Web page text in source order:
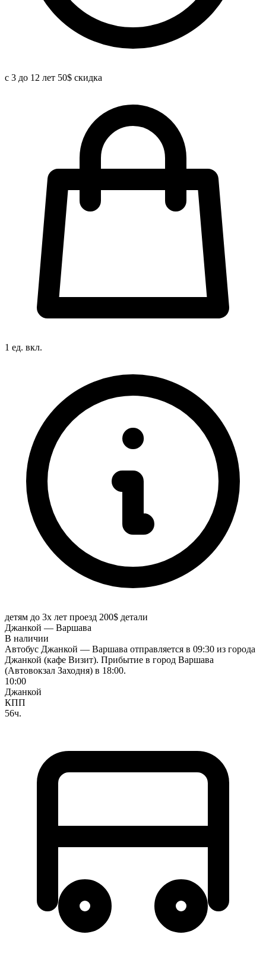
с 3 до 12 лет 50$ скидка
1 ед. вкл.
детям до 3х лет проезд 200$ детали
Джанкой — Варшава
В наличии
Автобус Джанкой — Варшава отправляется в 09:30 из города
Джанкой (кафе Визит). Прибытие в город Варшава
(Автовокзал Заходня) в 18:00.
10:00
Джанкой
КПП
56ч.